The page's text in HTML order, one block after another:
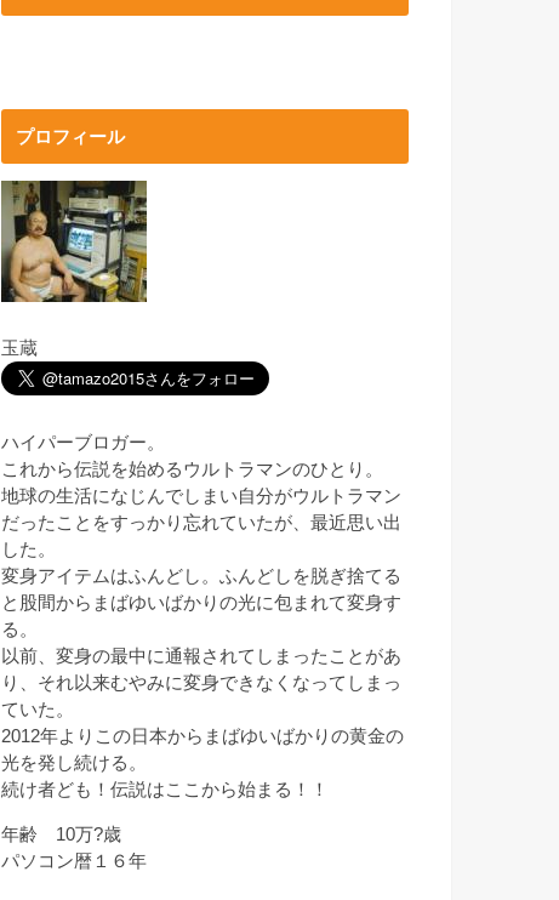
プロフィール
玉蔵
ハイパーブロガー。
これから伝説を始めるウルトラマンのひとり。
地球の生活になじんでしまい自分がウルトラマン
だったことをすっかり忘れていたが、最近思い出
した。
変身アイテムはふんどし。ふんどしを脱ぎ捨てる
と股間からまばゆいばかりの光に包まれて変身す
る。
以前、変身の最中に通報されてしまったことがあ
り、それ以来むやみに変身できなくなってしまっ
ていた。
2012年よりこの日本からまばゆいばかりの黄金の
光を発し続ける。
続け者ども！伝説はここから始まる！！
年齢 10万?歳
パソコン暦１６年